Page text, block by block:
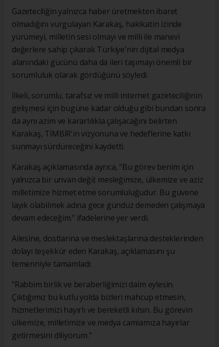
Gazeteciliğin yalnızca haber üretmekten ibaret
olmadığını vurgulayan Karakaş, hakikatin izinde
yürümeyi, milletin sesi olmayı ve milli ile manevi
değerlere sahip çıkarak Türkiye'nin dijital medya
alanındaki gücünü daha da ileri taşımayı önemli bir
sorumluluk olarak gördüğünü söyledi.
İlkeli, sorumlu, tarafsız ve milli internet gazeteciliğinin
gelişmesi için bugüne kadar olduğu gibi bundan sonra
da aynı azim ve kararlılıkla çalışacağını belirten
Karakaş, TİMBİR'in vizyonuna ve hedeflerine katkı
sunmayı sürdüreceğini kaydetti.
Karakaş açıklamasında ayrıca, "Bu görev benim için
yalnızca bir unvan değil; mesleğimize, ülkemize ve aziz
milletimize hizmet etme sorumluluğudur. Bu güvene
layık olabilmek adına gece gündüz demeden çalışmaya
devam edeceğim." ifadelerine yer verdi.
Ailesine, dostlarına ve meslektaşlarına desteklerinden
dolayı teşekkür eden Karakaş, açıklamasını şu
temenniyle tamamladı:
"Rabbim birlik ve beraberliğimizi daim eylesin.
Çıktığımız bu kutlu yolda bizleri mahcup etmesin,
hizmetlerimizi hayırlı ve bereketli kılsın. Bu görevin
ülkemize, milletimize ve medya camiamıza hayırlar
getirmesini diliyorum."